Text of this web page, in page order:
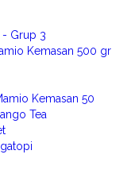
- Grup 3
Kemasan 500 gr
Kemasan 50
Tea